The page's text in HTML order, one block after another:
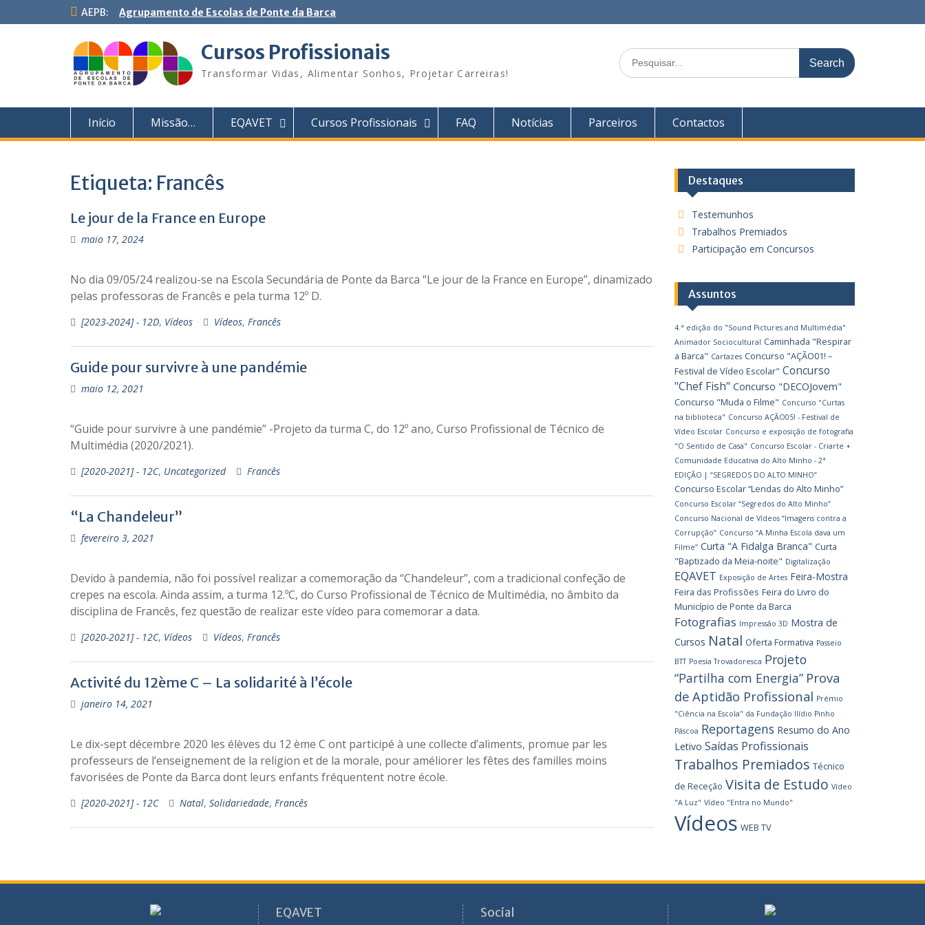
k
o
t
AEPB: Agrupamento de Escolas de Ponte da Barca
Cursos Profissionais
Transformar Vidas, Alimentar Sonhos, Projetar Carreiras!
S
e
h
f
Início Missão… EQAVET Cursos Profissionais FAQ Notícias Parceiros Contactos
Etiqueta: Francês
Le jour de la France en Europe
maio 17, 2024
No dia 09/05/24 realizou-se na Escola Secundária de Ponte da Barca “Le jour de la France en Europe”, dinamizado
pelas professoras de Francês e pela turma 12º D.
[2023-2024] - 12D, Vídeos Vídeos, Francês
Guide pour survivre à une pandémie
maio 12, 2021
“Guide pour survivre à une pandémie” -Projeto da turma C, do 12º ano, Curso Profissional de Técnico de
Multimédia (2020/2021).
[2020-2021] - 12C, Uncategorized Francês
“La Chandeleur”
fevereiro 3, 2021
Devido à pandemia, não foi possível realizar a comemoração da “Chandeleur”, com a tradicional confeção de
crepes na escola. Ainda assim, a turma 12.ºC, do Curso Profissional de Técnico de Multimédia, no âmbito da
disciplina de Francês, fez questão de realizar este vídeo para comemorar a data.
[2020-2021] - 12C, Vídeos Vídeos, Francês
Activité du 12ème C – La solidarité à l’école
janeiro 14, 2021
Le dix-sept décembre 2020 les élèves du 12 ème C ont participé à une collecte d’aliments, promue par les
professeurs de l’enseignement de la religion et de la morale, pour améliorer les fêtes des familles moins
favorisées de Ponte da Barca dont leurs enfants fréquentent notre école.
[2020-2021] - 12C Natal, Solidariedade, Francês
Destaques
Testemunhos
Trabalhos Premiados
Participação em Concursos
Assuntos
4.ª edição do "Sound Pictures and Multimédia"
Animador Sociocultural Caminhada "Respirar
a Barca" Cartazes Concurso "AÇÃO01! –
Festival de Vídeo Escolar" Concurso
"Chef Fish" Concurso "DECOJovem"
Concurso "Muda o Filme" Concurso "Curtas
na biblioteca" Concurso AÇÃO05! - Festival de
Vídeo Escolar Concurso e exposição de fotografia
"O Sentido de Casa" Concurso Escolar - Criarte +
Comunidade Educativa do Alto Minho - 2ª
EDIÇÃO | “SEGREDOS DO ALTO MINHO”
Concurso Escolar “Lendas do Alto Minho”
Concurso Escolar “Segredos do Alto Minho”
Concurso Nacional de Vídeos “Imagens contra a
Corrupção” Concurso “A Minha Escola dava um
Filme” Curta "A Fidalga Branca" Curta
"Baptizado da Meia-noite" Digitalização
EQAVET Exposição de Artes Feira-Mostra
Feira das Profissões Feira do Livro do
Município de Ponte da Barca
Fotografias Impressão 3D Mostra de
Cursos Natal Oferta Formativa Passeio
BTT Poesia Trovadoresca Projeto
“Partilha com Energia” Prova
de Aptidão Profissional Prémio
"Ciência na Escola" da Fundação Ilídio Pinho
Páscoa Reportagens Resumo do Ano
Letivo Saídas Profissionais
Trabalhos Premiados Técnico
de Receção Visita de Estudo Vídeo
"A Luz" Vídeo "Entra no Mundo"
Vídeos WEB TV
EQAVET Social